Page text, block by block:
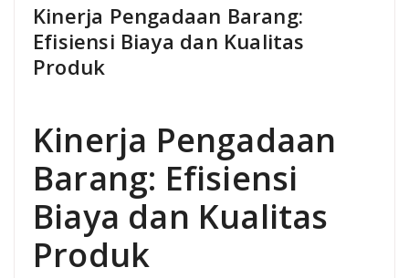
Kinerja Pengadaan Barang:
Efisiensi Biaya dan Kualitas
Produk
Kinerja Pengadaan
Barang: Efisiensi
Biaya dan Kualitas
Produk